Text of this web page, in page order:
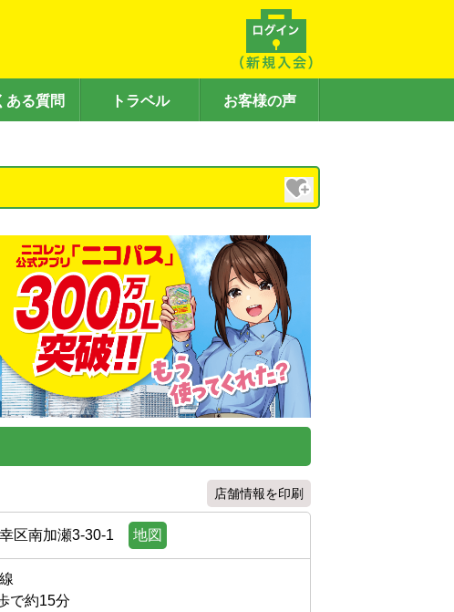
ある質問 トラベル お客様の声
店舗情報を印刷
区南加瀬3-30-1 地図
で約15分